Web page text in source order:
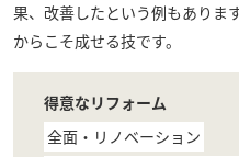
果、改善したという例もありま
からこそ成せる技です。
得意なリフォーム
全面・リノベーション